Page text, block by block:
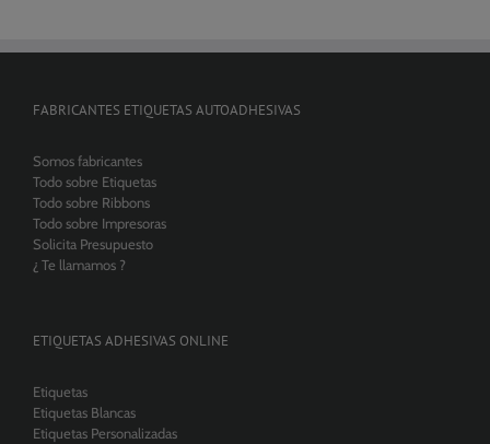
FABRICANTES ETIQUETAS AUTOADHESIVAS
Somos fabricantes
Todo sobre Etiquetas
Todo sobre Ribbons
Todo sobre Impresoras
Solicita Presupuesto
¿ Te llamamos ?
ETIQUETAS ADHESIVAS ONLINE
Etiquetas
Etiquetas Blancas
Etiquetas Personalizadas